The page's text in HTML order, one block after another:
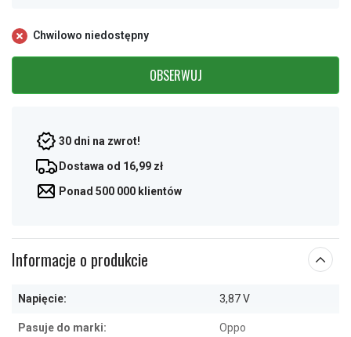
Chwilowo niedostępny
OBSERWUJ
30 dni na zwrot!
Dostawa od 16,99 zł
Ponad 500 000 klientów
Informacje o produkcie
Napięcie: 3,87 V
Pasuje do marki: Oppo